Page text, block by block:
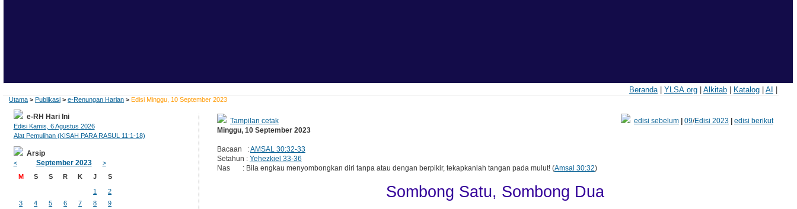
Beranda| YLSA.org| Alkitab| Katalog| AI
Utama > Publikasi > e-Renungan Harian > Edisi Minggu, 10 September 2023
Tampilan cetak edisi sebelum| 09/Edisi 2023| edisi berikut
Minggu, 10 September 2023
Bacaan :AMSAL 30:32-33
Setahun : Yehezkiel 33-36
Nas : Bila engkau menyombongkan diri tanpa atau dengan berpikir, tekapkanlah tangan pada mulut! (Amsal 30:32)
Sombong Satu, Sombong Dua
e-RH Hari Ini
Edisi Kamis, 6 Agustus 2026
Alat Pemulihan (KISAH PARA RASUL 11:1-18)
Arsip
< September 2023
>
M
S S R K J S
1
2
3
4 5 6 7 8
9